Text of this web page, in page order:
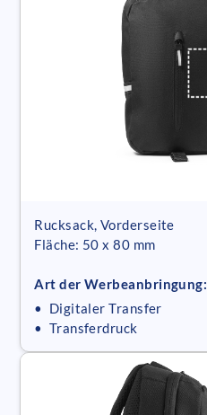
Rucksack, Vorderseite
Fläche: 50 x 80 mm
Art der Werbeanbringung:
• Digitaler Transfer
• Transferdruck